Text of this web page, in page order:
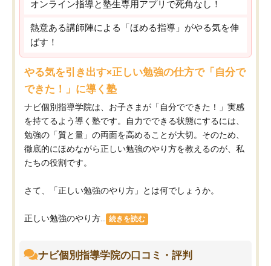
オンライン指導と塾生専用アプリで死角なし！
熱意ある講師陣による「ほめる指導」がやる気を伸
ばす！
やる気を引き出す×正しい勉強の仕方で「自分で
できた！」に導く塾
ナビ個別指導学院は、お子さまが「自分でできた！」実感
を持てるよう導く塾です。自力でできる状態にするには、
勉強の「質と量」の両面を高めることが大切。そのため、
徹底的にほめながら正しい勉強のやり方を教えるのが、私
たちの役割です。
さて、「正しい勉強のやり方」とは何でしょうか。
正しい勉強のやり方... 続きを読む
ナビ個別指導学院の口コミ・評判